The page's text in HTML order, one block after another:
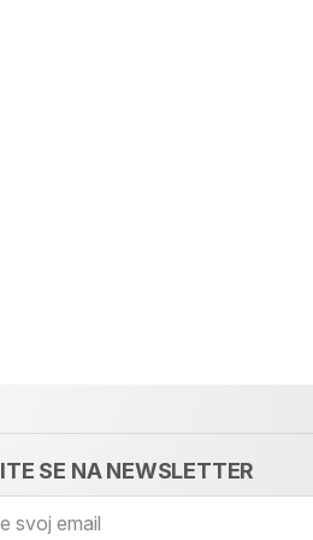
SE NA NEWSLETTER